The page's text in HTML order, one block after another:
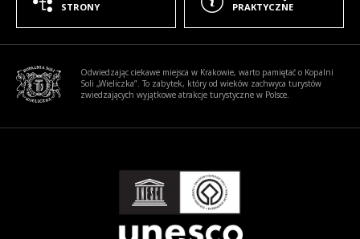
Odwiedzając ciekawe miejsca w Krakowie, warto pamiętać o Kopalni
Soli „Wieliczka”. To zabytek, który od wieków zachwyca turystów
zwiedzających wyjątkowe atrakcje turystyczne w Polsce.
Informacje dodatkowe
STRONY
PRAKTYCZNE